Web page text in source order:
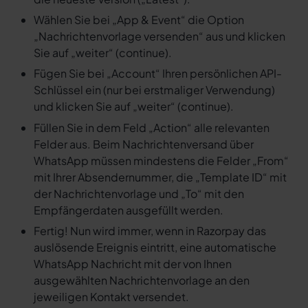
Wählen Sie bei „App & Event“ die Option
„Nachrichtenvorlage versenden“ aus und klicken
Sie auf „weiter“ (continue).
Fügen Sie bei „Account“ Ihren persönlichen API-
Schlüssel ein (nur bei erstmaliger Verwendung)
und klicken Sie auf „weiter“ (continue).
Füllen Sie in dem Feld „Action“ alle relevanten
Felder aus. Beim Nachrichtenversand über
WhatsApp müssen mindestens die Felder „From“
mit Ihrer Absendernummer, die „Template ID“ mit
der Nachrichtenvorlage und „To“ mit den
Empfängerdaten ausgefüllt werden.
Fertig! Nun wird immer, wenn in Razorpay das
auslösende Ereignis eintritt, eine automatische
WhatsApp Nachricht mit der von Ihnen
ausgewählten Nachrichtenvorlage an den
jeweiligen Kontakt versendet.